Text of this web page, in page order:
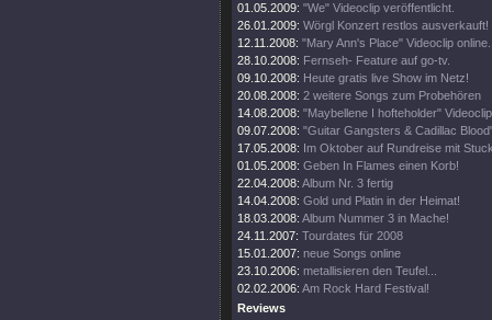
01.05.2009: "We" Videoclip veröffentlicht.
26.01.2009: Wörgl Konzert restlos ausverkauft!
12.11.2008: "Mary Ann's Place" Videoclip online.
28.10.2008: Fernseh- Feature auf go-tv.
09.10.2008: Heute gratis live Show im Netz!
20.08.2008: 2 weitere Songs zum Probehören
14.08.2008: "Maybellene I hofteholder"
09.07.2008: "Guitar Gangsters & Cadillac
17.05.2008: Im Oktober auf Rundreise mit
01.05.2008: Geben In Flames einen Korb!
22.04.2008: Album Nr. 3 fertig
14.04.2008: Gold und Platin in der Heimat!
18.03.2008: Album Nummer 3 in Mache!
24.11.2007: Tourdates für 2008
15.01.2007: neue Songs online
23.10.2006: metallisieren den Teufel...
02.02.2006: Am Rock Hard Festival!
Reviews